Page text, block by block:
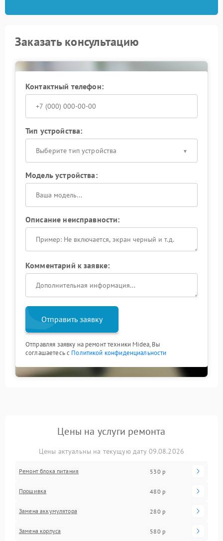
Заказать консультацию
Контактный телефон:
Тип устройства:
Выберите тип устройства
Модель устройства:
Описание неисправности:
Комментарий к заявке:
Отправить заявку
Отправляя заявку на ремонт техники Midea, Вы
соглашаетесь с Политикой конфиденциальности
Цены на услуги ремонта
Цены актуальны на текущую дату 09.08.2026
Ремонт блока питания 530 р
Прошивка 480 р
Замена аккумулятора 280 р
Замена корпуса 580 р